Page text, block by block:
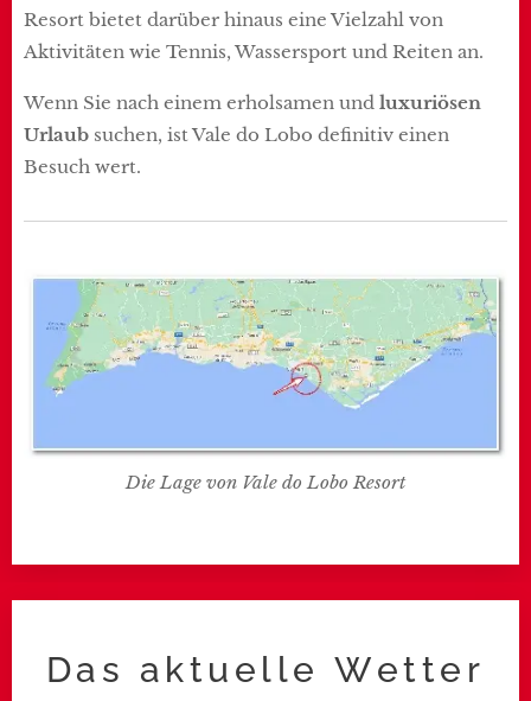
Resort bietet darüber hinaus eine Vielzahl von
Aktivitäten wie Tennis, Wassersport und Reiten an.
Wenn Sie nach einem erholsamen und luxuriösen
Urlaub suchen, ist Vale do Lobo definitiv einen
Besuch wert.
Die Lage von Vale do Lobo Resort
Das aktuelle Wetter